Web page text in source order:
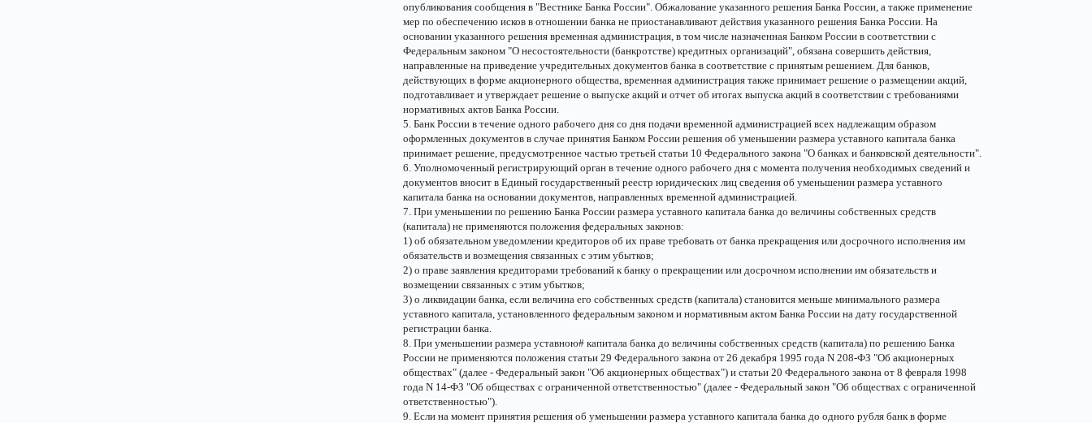
опубликования сообщения в "Вестнике Банка России". Обжалование указанного решения Банка России, а также применение
мер по обеспечению исков в отношении банка не приостанавливают действия указанного решения Банка России. На
основании указанного решения временная администрация, в том числе назначенная Банком России в соответствии с
Федеральным законом "О несостоятельности (банкротстве) кредитных организаций", обязана совершить действия,
направленные на приведение учредительных документов банка в соответствие с принятым решением. Для банков,
действующих в форме акционерного общества, временная администрация также принимает решение о размещении акций,
подготавливает и утверждает решение о выпуске акций и отчет об итогах выпуска акций в соответствии с требованиями
нормативных актов Банка России.
5. Банк России в течение одного рабочего дня со дня подачи временной администрацией всех надлежащим образом
оформленных документов в случае принятия Банком России решения об уменьшении размера уставного капитала банка
принимает решение, предусмотренное частью третьей статьи 10 Федерального закона "О банках и банковской деятельности".
6. Уполномоченный регистрирующий орган в течение одного рабочего дня с момента получения необходимых сведений и
документов вносит в Единый государственный реестр юридических лиц сведения об уменьшении размера уставного
капитала банка на основании документов, направленных временной администрацией.
7. При уменьшении по решению Банка России размера уставного капитала банка до величины собственных средств
(капитала) не применяются положения федеральных законов:
1) об обязательном уведомлении кредиторов об их праве требовать от банка прекращения или досрочного исполнения им
обязательств и возмещения связанных с этим убытков;
2) о праве заявления кредиторами требований к банку о прекращении или досрочном исполнении им обязательств и
возмещении связанных с этим убытков;
3) о ликвидации банка, если величина его собственных средств (капитала) становится меньше минимального размера
уставного капитала, установленного федеральным законом и нормативным актом Банка России на дату государственной
регистрации банка.
8. При уменьшении размера уставною# капитала банка до величины собственных средств (капитала) по решению Банка
России не применяются положения статьи 29 Федерального закона от 26 декабря 1995 года N 208-ФЗ "Об акционерных
обществах" (далее - Федеральный закон "Об акционерных обществах") и статьи 20 Федерального закона от 8 февраля 1998
года N 14-ФЗ "Об обществах с ограниченной ответственностью" (далее - Федеральный закон "Об обществах с ограниченной
ответственностью").
9. Если на момент принятия решения об уменьшении размера уставного капитала банка до одного рубля банк в форме